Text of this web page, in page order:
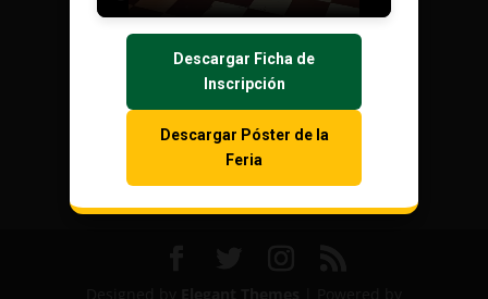
Descargar Ficha de
Inscripción
Descargar Póster de la
Feria